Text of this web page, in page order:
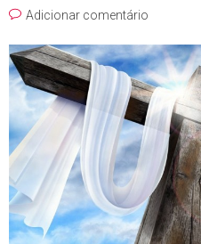
Adicionar comentário